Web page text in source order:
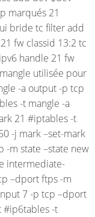
marqués 21
bride tc filter add
fw classid 13:2 tc
handle 21 fw
utilisée pour
-a output -p tcp
-t mangle -a
21 #iptables -t
-j mark –set-mark
m state –state new
intermediate-
–dport ftps -m
7 -p tcp –dport
#ip6tables -t